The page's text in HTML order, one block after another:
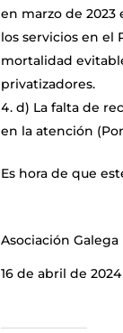
en marzo de
los servicios en el
mortalidad
privatizadores.
d) La falta de
en la atención
Es hora de que
Asociación
16 de abril de 2024